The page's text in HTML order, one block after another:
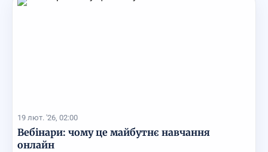
19 лют. '26, 02:00
Вебінари: чому це майбутнє навчання
онлайн